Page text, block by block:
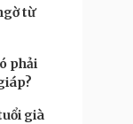
từ
phải
già